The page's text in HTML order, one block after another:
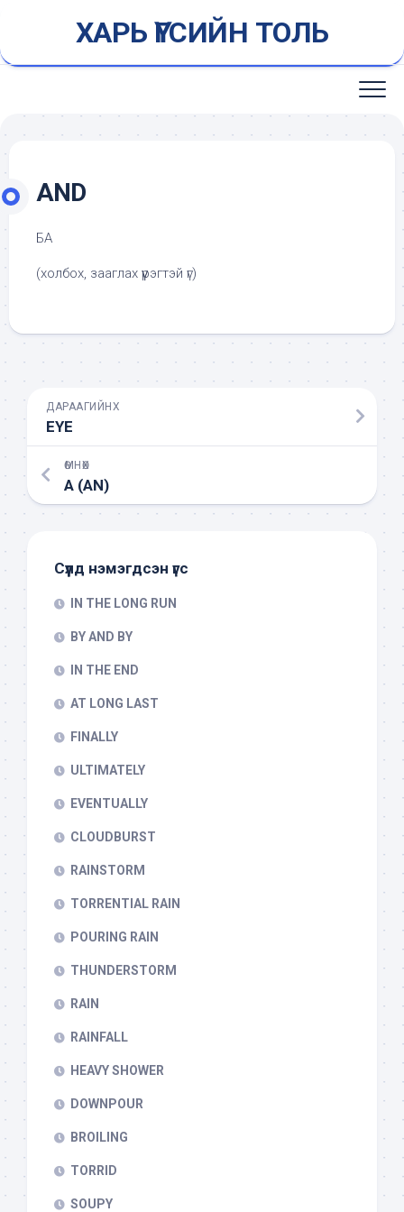
content
ХАРЬ ҮГСИЙН ТОЛЬ
AND
БА
(холбох, зааглах үүрэгтэй үг)
ДАРААГИЙНХ
EYE
ӨМНӨХ
A (AN)
Сүүлд нэмэгдсэн үгс
IN THE LONG RUN
BY AND BY
IN THE END
AT LONG LAST
FINALLY
ULTIMATELY
EVENTUALLY
CLOUDBURST
RAINSTORM
TORRENTIAL RAIN
POURING RAIN
THUNDERSTORM
RAIN
RAINFALL
HEAVY SHOWER
DOWNPOUR
BROILING
TORRID
SOUPY